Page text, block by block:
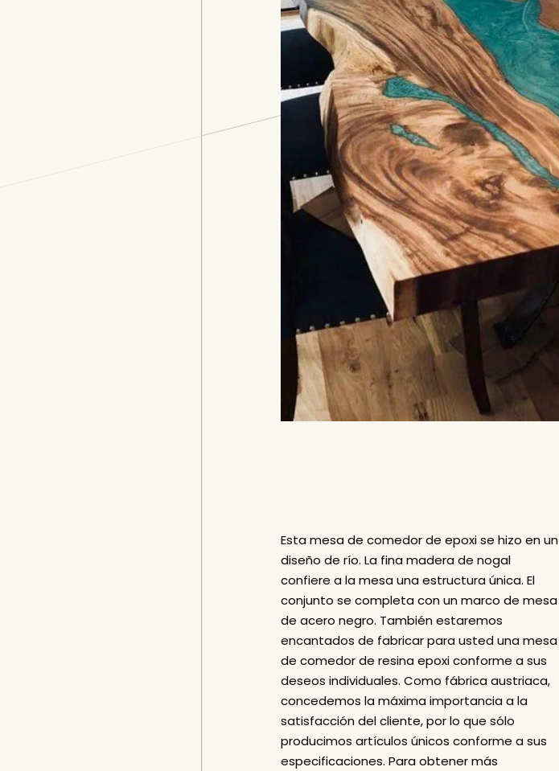
Esta mesa de comedor de epoxi se hizo en un
diseño de río. La fina madera de nogal
confiere a la mesa una estructura única. El
conjunto se completa con un marco de mesa
de acero negro. También estaremos
encantados de fabricar para usted una mesa
de comedor de resina epoxi conforme a sus
deseos individuales. Como fábrica austriaca,
concedemos la máxima importancia a la
satisfacción del cliente, por lo que sólo
producimos artículos únicos conforme a sus
especificaciones. Para obtener más